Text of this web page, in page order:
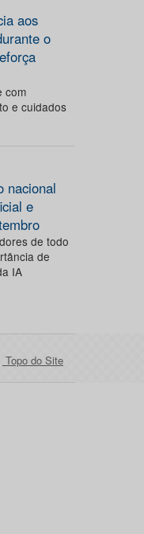
aos
o
com
e cuidados
nacional
e
de todo
de
IA
Topo do Site